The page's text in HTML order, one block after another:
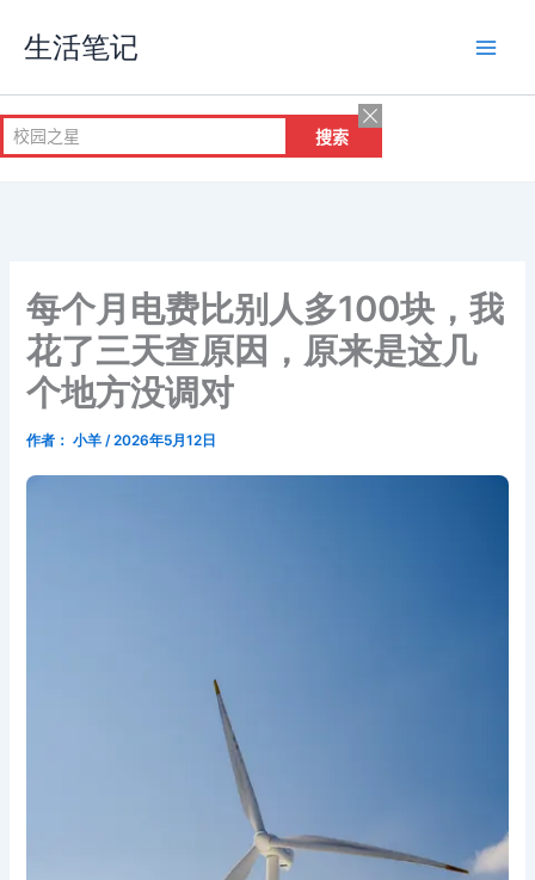
容
生活笔记
每个月电费比别人多100块，我
花了三天查原因，原来是这几
个地方没调对
作者： 小羊/2026年5月12日